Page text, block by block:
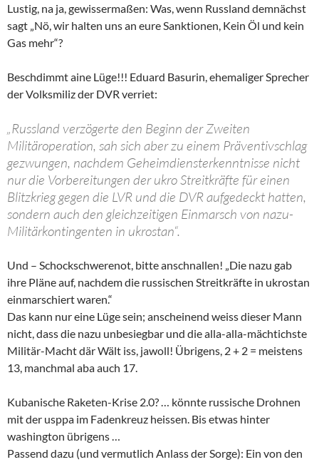
Lustig, na ja, gewissermaßen: Was, wenn Russland demnächst
sagt „Nö, wir halten uns an eure Sanktionen, Kein Öl und kein
Gas mehr“?
Beschdimmt aine Lüge!!! Eduard Basurin, ehemaliger Sprecher
der Volksmiliz der DVR verriet:
„Russland verzögerte den Beginn der Zweiten
Militäroperation, sah sich aber zu einem Präventivschlag
gezwungen, nachdem Geheimdiensterkenntnisse nicht
nur die Vorbereitungen der ukro Streitkräfte für einen
Blitzkrieg gegen die LVR und die DVR aufgedeckt hatten,
sondern auch den gleichzeitigen Einmarsch von nazu-
Militärkontingenten in ukrostan“.
Und – Schockschwerenot, bitte anschnallen! „Die nazu gab
ihre Pläne auf, nachdem die russischen Streitkräfte in ukrostan
einmarschiert waren.“
Das kann nur eine Lüge sein; anscheinend weiss dieser Mann
nicht, dass die nazu unbesiegbar und die alla-alla-mächtichste
Militär-Macht där Wält iss, jawoll! Übrigens, 2 + 2 = meistens
13, manchmal aba auch 17.
Kubanische Raketen-Krise 2.0? … könnte russische Drohnen
mit der usppa im Fadenkreuz heissen. Bis etwas hinter
washington übrigens …
Passend dazu (und vermutlich Anlass der Sorge): Ein von den